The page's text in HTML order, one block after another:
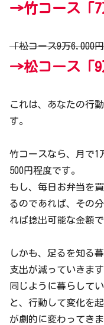
→竹コース「7
「松コース9万6,000
→松コース「9
これは、あなたの行
す。
竹コースなら、月で1
500円程度です。
もし、毎日お弁当を
るのであれば、その
れば捻出可能な金額で
しかも、足るを知る
支出が減っていきます
同じように暮らして
と、行動して変化を
が劇的に変わってきま